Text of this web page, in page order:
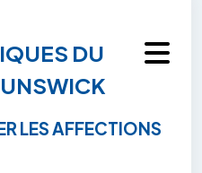
DU
LES AFFECTIONS